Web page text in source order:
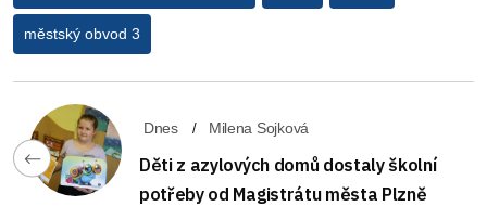
městský obvod 3
Dnes Milena Sojková
Děti z azylových domů dostaly školní
potřeby od Magistrátu města Plzně